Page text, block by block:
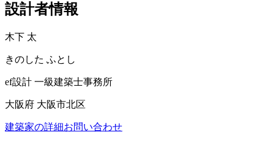
設計者情報
木下 太
きのした ふとし
ef設計 一級建築士事務所
大阪府 大阪市北区
建築家の詳細お問い合わせ